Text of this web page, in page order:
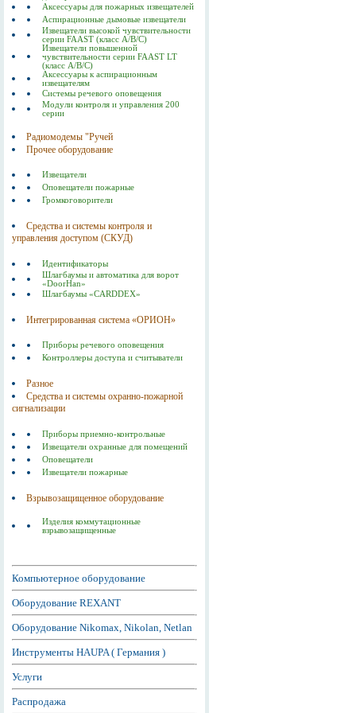
Аксессуары для пожарных извещателей
Аспирационные дымовые извещатели
Извещатели высокой чувствительности
серии FAAST (класс А/В/С)
Извещатели повышенной
чувствительности серии FAAST LT
(класс А/В/С)
Аксессуары к аспирационным
извещателям
Системы речевого оповещения
Модули контроля и управления 200
серии
Радиомодемы "Ручей
Прочее оборудование
Извещатели
Оповещатели пожарные
Громкоговорители
Средства и системы контроля и
управления доступом (СКУД)
Идентификаторы
Шлагбаумы и автоматика для ворот
«DoorHan»
Шлагбаумы «CARDDEX»
Интегрированная система «ОРИОН»
Приборы речевого оповещения
Контроллеры доступа и считыватели
Разное
Средства и системы охранно-пожарной
сигнализации
Приборы приемно-контрольные
Извещатели охранные для помещений
Оповещатели
Извещатели пожарные
Взрывозащищенное оборудование
Изделия коммутационные
взрывозащищенные
Компьютерное оборудование
Оборудование REXANT
Оборудование Nikomax, Nikolan, Netlan
Инструменты HAUPA ( Германия )
Услуги
Распродажа